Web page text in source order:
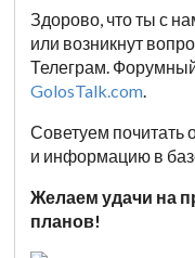
Здорово, что ты с
или возникнут
Телеграм.
GolosTalk.com.
Советуем почитать
и информацию в
Желаем удачи на
планов!